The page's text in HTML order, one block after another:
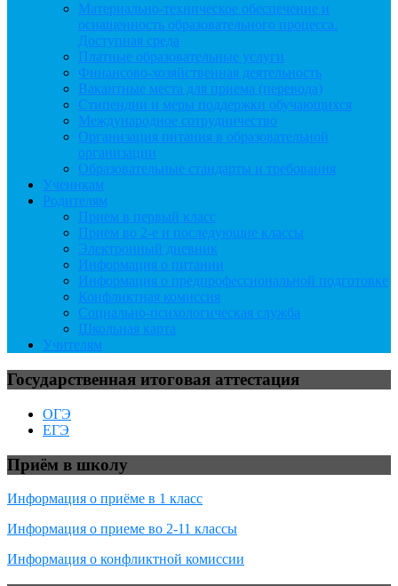
Материально-техническое обеспечение и
оснащенность образовательного процесса.
Доступная среда
Платные образовательные услуги
Финансово-хозяйственная деятельность
Вакантные места для приема (перевода)
Стипендии и меры поддержки обучающихся
Международное сотрудничество
Организация питания в образовательной
организации
Образовательные стандарты и требования
Ученикам
Родителям
Прием в первый класс
Прием во 2-е и последующие классы
Электронный дневник
Информация о питании
Информация о предпрофессиональной подготовке
Конфликтная комиссия
Социально-психологическая служба
Школьная карта
Учителям
Государственная итоговая аттестация
ОГЭ
ЕГЭ
Приём в школу
Информация о приёме в 1 класс
Информация о приеме во 2-11 классы
Информация о конфликтной комиссии